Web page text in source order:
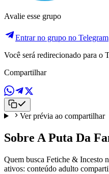
Avalie esse grupo
Entrar no grupo no Telegram
Você será redirecionado para o
Compartilhar
Ver prévia ao compartilhar
Sobre A Puta Da
Quem busca Fetiche & Incesto
ativos: conteúdo adulto